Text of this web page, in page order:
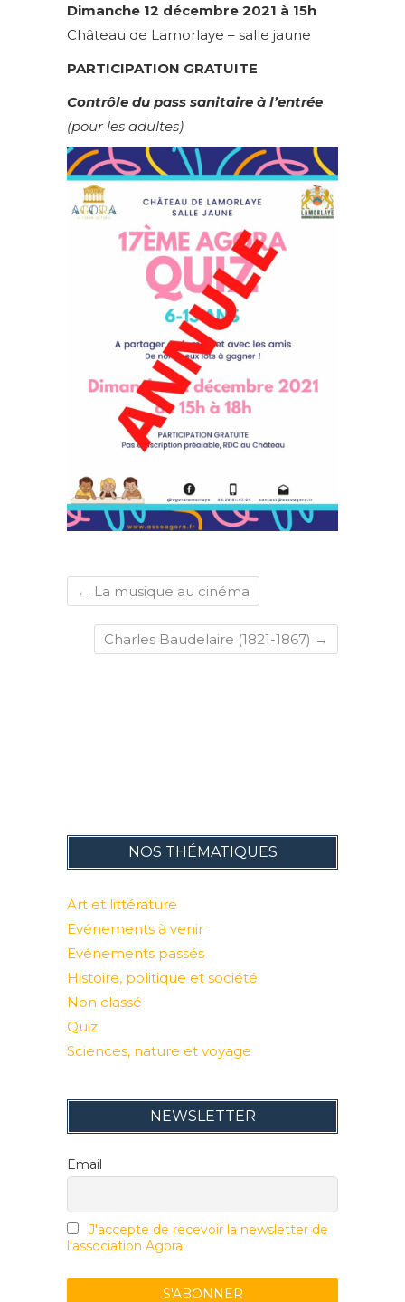
Dimanche 12 décembre 2021 à 15h
Château de Lamorlaye – salle jaune
PARTICIPATION GRATUITE
Contrôle du pass sanitaire à l’entrée
(pour les adultes)
← La musique au cinéma
Charles Baudelaire (1821-1867) →
NOS THÉMATIQUES
Art et littérature
Evénements à venir
Evénements passés
Histoire, politique et société
Non classé
Quiz
Sciences, nature et voyage
NEWSLETTER
Email
J'accepte de recevoir la newsletter de
l'association Agora.